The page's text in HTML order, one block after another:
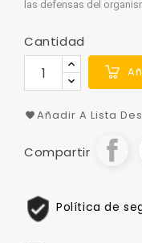
las defensas del
Cantidad
Añadir A Lista
Compartir
Política de